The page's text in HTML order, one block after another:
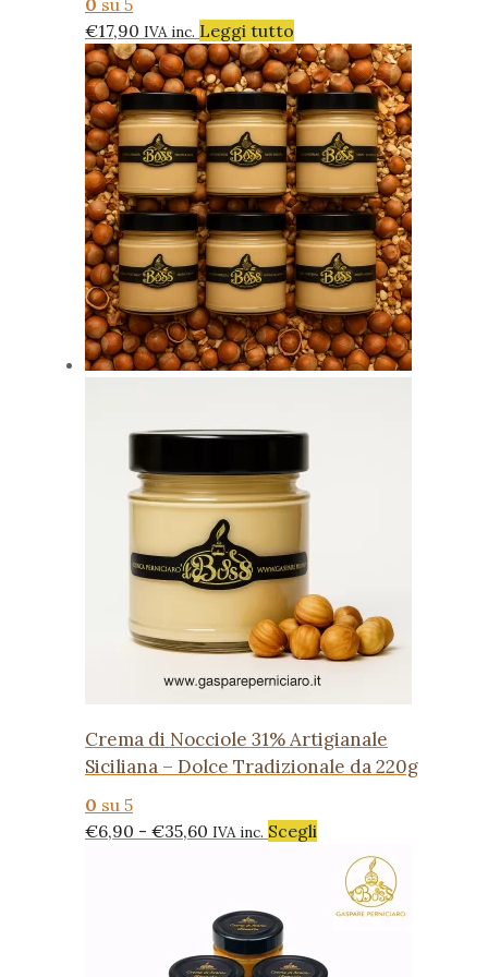
€17,90 IVA inc. Leggi tutto
Crema di Nocciole 31% Artigianale
Siciliana – Dolce Tradizionale da 220g
0 su 5
€6,90 - €35,60 Fascia
da
€6,90
a
IVA inc. Scegli
prodotto
più
Le